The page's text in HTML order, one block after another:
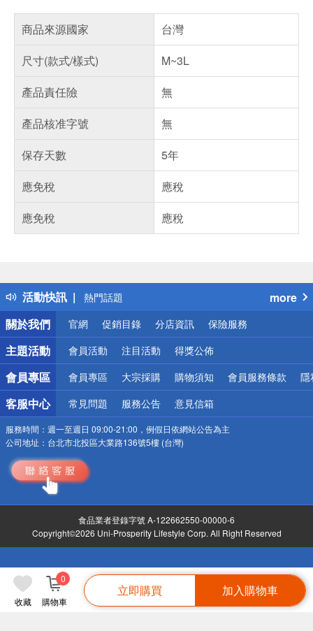
收藏 購物車
0
立即購買 加入購物車
商品來源國家
台灣
尺寸(款式/樣式)
M~3L
產品責任險
無
產品核准字號
無
保存天數
5年
應免稅
應稅
應免稅
應稅
活動快訊
得獎公告
熱門話題
銀行優惠
偏遠地區配送
詐騙網頁！請小心！
more
關於我們
官網 促銷目錄 分店資訊 保險服務
主題活動 會員活動 注目活動 得獎公佈
會員專區 會員專區 大宗採購 購物須知 會員服務條款 隱
客服中心 常見問題 服務公告 意見信箱
服務時間： 週一至週日 09:00-21:00，例假日依網站公告為主
公司地址： 台北市北投區大業路136號5樓 (台灣)
食品業者登錄字號 A-122662550-00000-6
Copyright©2026 Uni-Prosperity Lifestyle Corp. All Right Reserved